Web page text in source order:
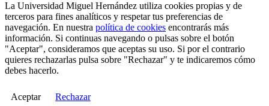
La Universidad Miguel Hernández utiliza cookies propias y de
terceros para fines analíticos y respetar tus preferencias de
navegación. En nuestra política de cookies encontrarás más
información. Si continuas navegando o pulsas sobre el botón
"Aceptar", consideramos que aceptas su uso. Si por el contrario
quieres rechazarlas pulsa sobre "Rechazar" y te indicaremos cómo
debes hacerlo.
Aceptar Rechazar